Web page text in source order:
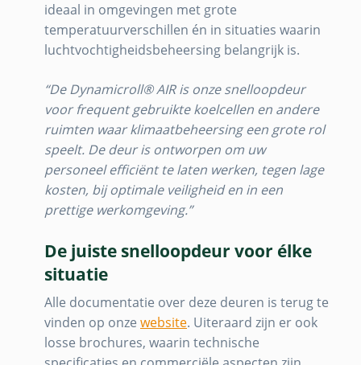
ideaal in omgevingen met grote
temperatuurverschillen én in situaties waarin
luchtvochtigheidsbeheersing belangrijk is.
“De Dynamicroll® AIR is onze snelloopdeur
voor frequent gebruikte koelcellen en andere
ruimten waar klimaatbeheersing een grote rol
speelt. De deur is ontworpen om uw
personeel efficiënt te laten werken, tegen lage
kosten, bij optimale veiligheid en in een
prettige werkomgeving.”
De juiste snelloopdeur voor élke
situatie
Alle documentatie over deze deuren is terug te
vinden op onze website. Uiteraard zijn er ook
losse brochures, waarin technische